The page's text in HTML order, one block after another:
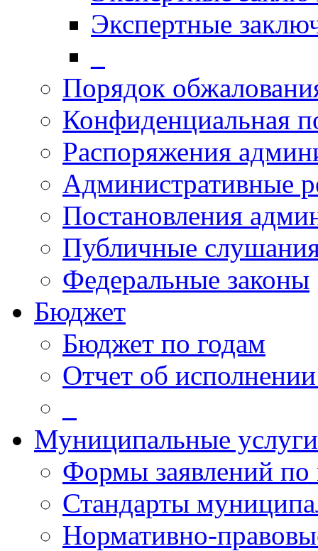
Экспертные
Порядок
Конфиденциальная
Распоряжения
Административные
Постановления
Публичные
Федеральные законы
Бюджет
Бюджет по годам
Отчет об
Муниципальные услуги
Формы заявлений
Стандарты
Нормативно-